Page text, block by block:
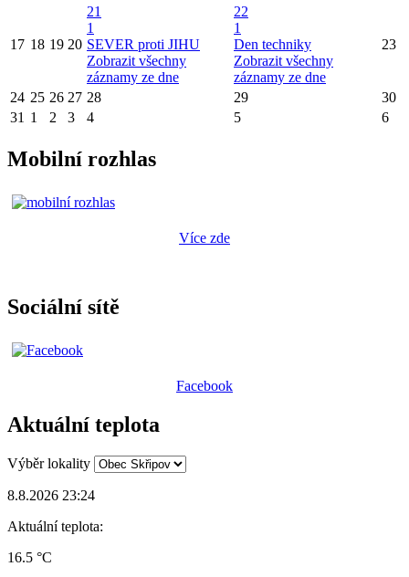
17 18 19 20
21
1
SEVER proti JIHU
Zobrazit všechny
záznamy ze dne
22
1
Den techniky
Zobrazit všechny
záznamy ze dne
23
24 25 26 27 28 29
30
31 1 2 3 4 5 6
Mobilní rozhlas
Více zde
Sociální sítě
Facebook
Aktuální teplota
Výběr lokality
8.8.2026 23:24
Aktuální teplota:
16.5 °C